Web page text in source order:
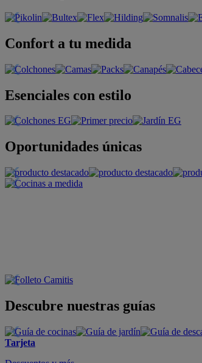
Confort a tu medida
Esenciales con estilo
Oportunidades únicas
Descubre nuestras guías
Tarjeta